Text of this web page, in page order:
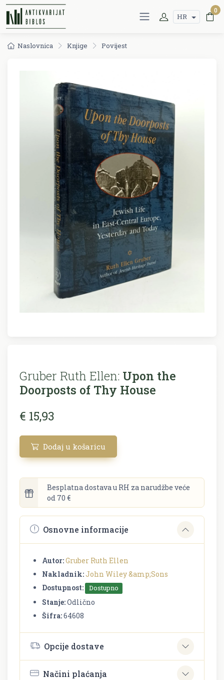
HR
0
Naslovnica Knjige Povijest
Gruber Ruth Ellen: Upon the
Doorposts of Thy House
€ 15,93
Dodaj u košaricu
Besplatna dostava u RH za narudžbe veće
od 70 €
Osnovne informacije
Autor:Gruber Ruth Ellen
Nakladnik:John Wiley &amp;Sons
Dostupnost:
Dostupno
Stanje:Odlično
Šifra:64608
Opcije dostave
Načini plaćanja